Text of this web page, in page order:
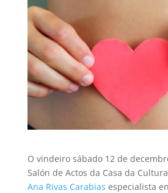
O vindeiro sábado 12 de
Salón de Actos da Casa da
Ana Rivas Carabias especialista